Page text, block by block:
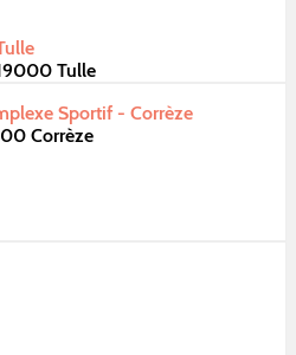
Tulle
Sportif - Corrèze
Corrèze